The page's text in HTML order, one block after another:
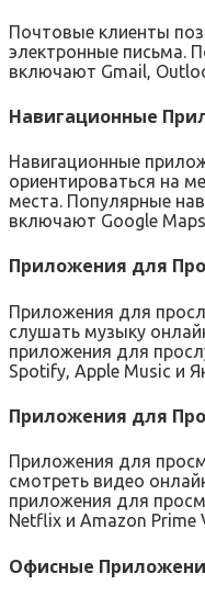
Почтовые клиенты
электронные письма.
включают Gmail‚
Навигационные
Навигационные
ориентироваться на
места. Популярные
включают Google
Приложения для
Приложения для
слушать музыку
приложения для
Spotify‚ Apple Music и
Приложения для
Приложения для
смотреть видео
приложения для
Netflix и Amazon Prime
Офисные